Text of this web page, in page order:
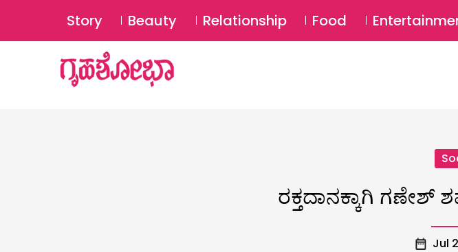
Story Beauty Relationship Food
ರಕ್ತದಾನಕ್ಕಾಗಿ
Jul